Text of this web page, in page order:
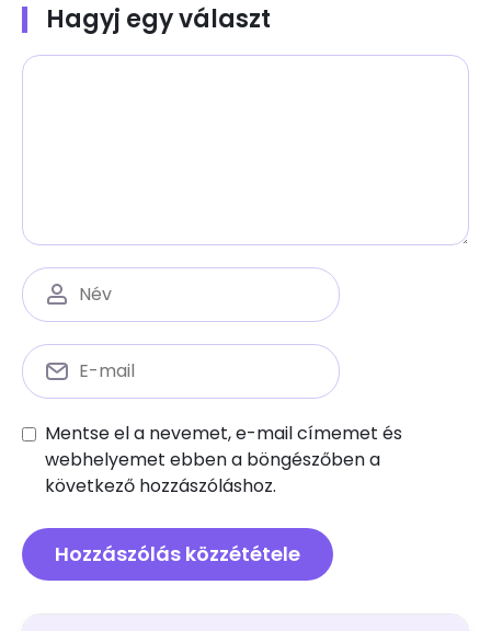
Hagyj egy választ
Mentse el a nevemet, e-mail címemet és
webhelyemet ebben a böngészőben a
következő hozzászóláshoz.